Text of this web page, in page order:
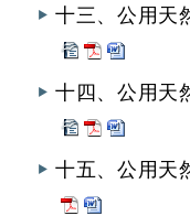
十三、公用天
十四、公用天
十五、公用天